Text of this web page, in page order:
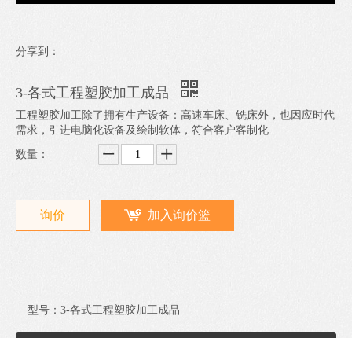
分享到：
3-各式工程塑胶加工成品
工程塑胶加工除了拥有生产设备：高速车床、铣床外，也因应时代
需求，引进电脑化设备及绘制软体，符合客户客制化
数量：
询价 加入询价篮
型号： 3-各式工程塑胶加工成品